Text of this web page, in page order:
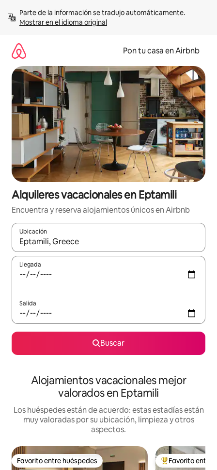
contenidoMostrar en el idioma original
Pon tu casa en Airbnb
Alquileres vacacionales en Eptamili
Encuentra y reserva alojamientos únicos en Airbnb
Ubicación
Cuando los resultados estén disponibles, navega con las
Llegada
Salida
Buscar
Alojamientos vacacionales mejor
valorados en Eptamili
Los huéspedes están de acuerdo: estas estadías están
muy valoradas por su ubicación, limpieza y otros
aspectos.
Favorito entre huéspedes
Favorito entre huéspedes Favorito entre
Favorito entre